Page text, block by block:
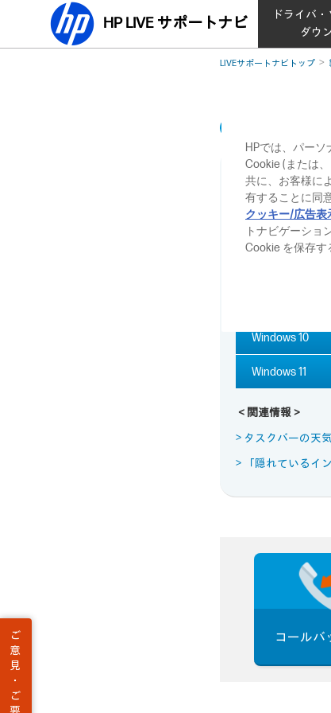
HP LIVE サポートナビ
ドライバ
ダウ
LIVEサポートナビトップ
検索ボック
「検索」
【対象 OS】
検索ボックスのイ
Windows 10
Windows 11
＜関連情報＞
> タスクバーの天
> 「隠れているイ
ご
意
見
・
ご
コールバ
HPでは、パー
Cookie (または
共に、お客様に
有することに同
クッキー/広告表
トナビゲーショ
Cookie を保存す